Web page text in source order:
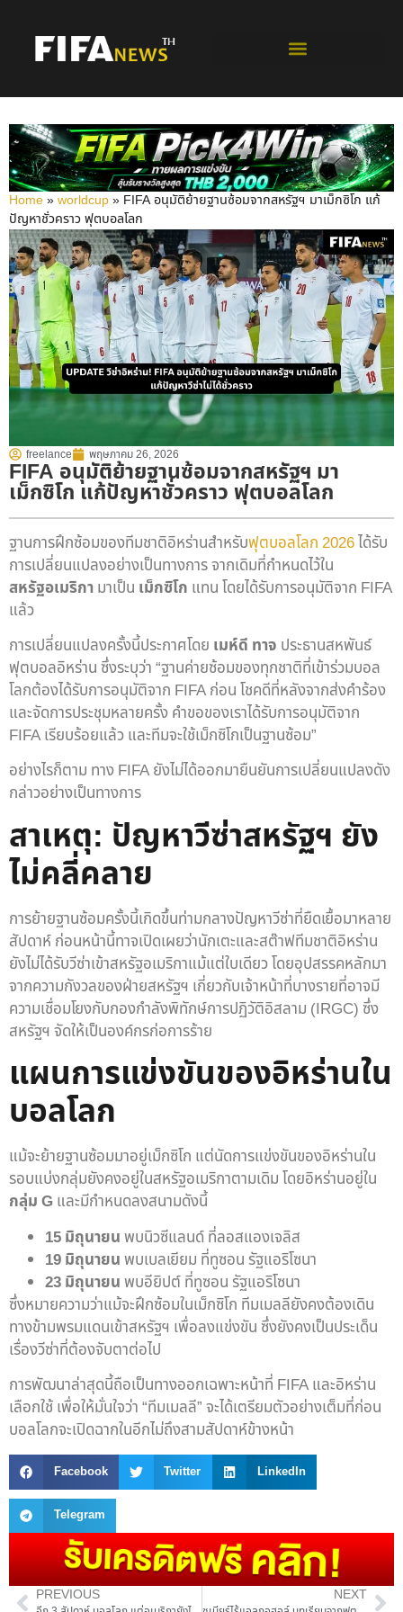
Home»worldcup» FIFA อนุมัติย้ายฐานซ้อมจากสหรัฐฯ มาเม็กซิโก แก้
ปัญหาชั่วคราว ฟุตบอลโลก
freelance พฤษภาคม 26, 2026
FIFA อนุมัติย้ายฐานซ้อมจากสหรัฐฯ มา
เม็กซิโก แก้ปัญหาชั่วคราว ฟุตบอลโลก
ฐานการฝึกซ้อมของทีมชาติอิหร่านสำหรับฟุตบอลโลก 2026ได้รับ
การเปลี่ยนแปลงอย่างเป็นทางการ จากเดิมที่กำหนดไว้ใน
สหรัฐอเมริกามาเป็น เม็กซิโก แทน โดยได้รับการอนุมัติจาก FIFA
แล้ว
การเปลี่ยนแปลงครั้งนี้ประกาศโดย เมห์ดี ทาจ ประธานสหพันธ์
ฟุตบอลอิหร่าน ซึ่งระบุว่า “ฐานค่ายซ้อมของทุกชาติที่เข้าร่วมบอล
โลกต้องได้รับการอนุมัติจาก FIFA ก่อน โชคดีที่หลังจากส่งคำร้อง
และจัดการประชุมหลายครั้ง คำขอของเราได้รับการอนุมัติจาก
FIFA เรียบร้อยแล้ว และทีมจะใช้เม็กซิโกเป็นฐานซ้อม”
อย่างไรก็ตาม ทาง FIFA ยังไม่ได้ออกมายืนยันการเปลี่ยนแปลงดัง
กล่าวอย่างเป็นทางการ
สาเหตุ: ปัญหาวีซ่าสหรัฐฯ ยัง
ไม่คลี่คลาย
การย้ายฐานซ้อมครั้งนี้เกิดขึ้นท่ามกลางปัญหาวีซ่าที่ยืดเยื้อมาหลาย
สัปดาห์ ก่อนหน้านี้ทาจเปิดเผยว่านักเตะและสต๊าฟทีมชาติอิหร่าน
ยังไม่ได้รับวีซ่าเข้าสหรัฐอเมริกาแม้แต่ใบเดียว โดยอุปสรรคหลักมา
จากความกังวลของฝ่ายสหรัฐฯ เกี่ยวกับเจ้าหน้าที่บางรายที่อาจมี
ความเชื่อมโยงกับกองกำลังพิทักษ์การปฏิวัติอิสลาม (IRGC) ซึ่ง
สหรัฐฯ จัดให้เป็นองค์กรก่อการร้าย
แผนการแข่งขันของอิหร่านใน
บอลโลก
แม้จะย้ายฐานซ้อมมาอยู่เม็กซิโก แต่นัดการแข่งขันของอิหร่านใน
รอบแบ่งกลุ่มยังคงอยู่ในสหรัฐอเมริกาตามเดิม โดยอิหร่านอยู่ใน
กลุ่ม G และมีกำหนดลงสนามดังนี้
15 มิถุนายนพบนิวซีแลนด์ ที่ลอสแองเจลิส
19 มิถุนายนพบเบลเยียม ที่ทูซอน รัฐแอริโซนา
23 มิถุนายนพบอียิปต์ ที่ทูซอน รัฐแอริโซนา
ซึ่งหมายความว่าแม้จะฝึกซ้อมในเม็กซิโก ทีมเมลลียังคงต้องเดิน
ทางข้ามพรมแดนเข้าสหรัฐฯ เพื่อลงแข่งขัน ซึ่งยังคงเป็นประเด็น
เรื่องวีซ่าที่ต้องจับตาต่อไป
การพัฒนาล่าสุดนี้ถือเป็นทางออกเฉพาะหน้าที่ FIFA และอิหร่าน
เลือกใช้ เพื่อให้มั่นใจว่า “ทีมเมลลี” จะได้เตรียมตัวอย่างเต็มที่ก่อน
บอลโลกจะเปิดฉากในอีกไม่ถึงสามสัปดาห์ข้างหน้า
Facebook Twitter LinkedIn
Telegram
PREVIOUS NEXT